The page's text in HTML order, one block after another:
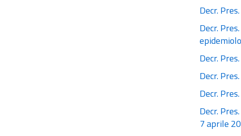
Decr.
Decr.
Decr.
Decr.
Decr.
Decr.
7 aprile